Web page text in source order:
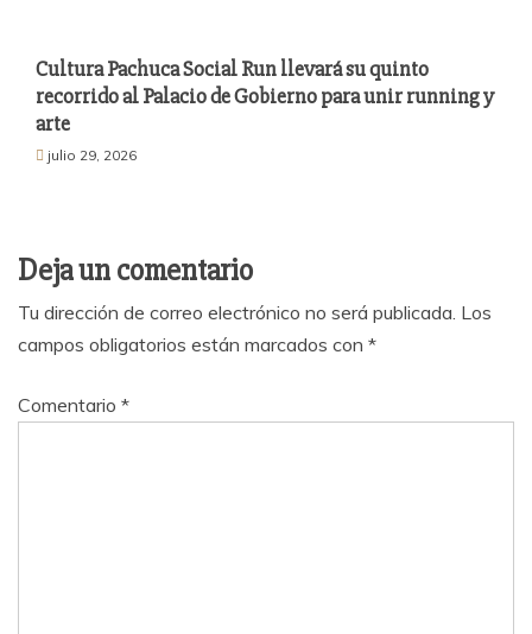
Cultura Pachuca Social Run llevará su quinto
recorrido al Palacio de Gobierno para unir running y
arte
julio 29, 2026
Deja un comentario
Tu dirección de correo electrónico no será publicada. Los
campos obligatorios están marcados con *
Comentario *